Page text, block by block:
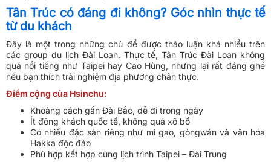
Tân Trúc có đáng đi không? Góc nhìn thực tế
từ du khách
Đây là một trong những chủ đề được thảo luận khá nhiều trên
các group du lịch Đài Loan. Thực tế, Tân Trúc Đài Loan không
quá nổi tiếng như Taipei hay Cao Hùng, nhưng lại rất đáng ghé
nếu bạn thích trải nghiệm địa phương chân thực.
Điểm cộng của Hsinchu:
Khoảng cách gần Đài Bắc, dễ đi trong ngày
Ít đông khách quốc tế, không quá xô bồ
Có nhiều đặc sản riêng như mì gạo, gòngwán và văn hóa
Hakka độc đáo
Phù hợp kết hợp cùng lịch trình Taipei – Đài Trung